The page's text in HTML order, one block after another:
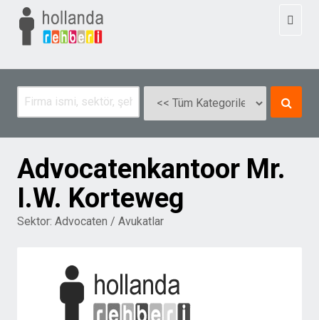
Advocatenkantoor Mr.
I.W. Korteweg
Sektor: Advocaten / Avukatlar